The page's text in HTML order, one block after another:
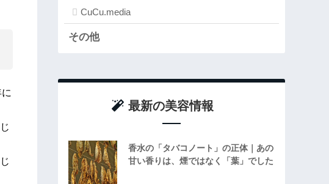
CuCu.media
その他
最新の美容情報
香水の「タバコノート」の正体｜あの
甘い香りは、煙ではなく「葉」でした